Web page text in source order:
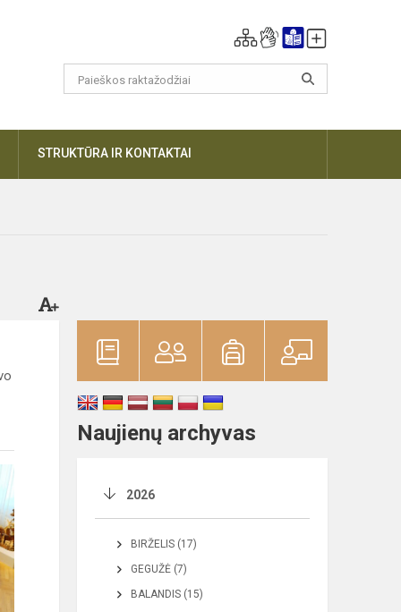
STRUKTŪRA IR KONTAKTAI
Naujienų archyvas
2026
BIRŽELIS (17)
GEGUŽĖ (7)
BALANDIS (15)